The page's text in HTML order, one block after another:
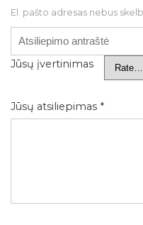
El. pašto adresas nebus
Jūsų įvertinimas
Jūsų atsiliepimas *